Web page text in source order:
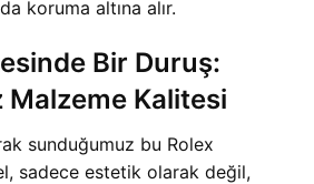
koruma altına alır.
Bir Duruş:
Malzeme Kalitesi
sunduğumuz bu Rolex
sadece estetik olarak değil,